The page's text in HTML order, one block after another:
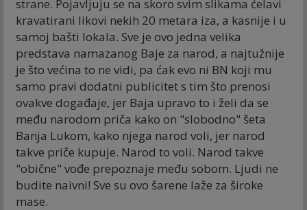
strane. Pojavljuju se na skoro svim slikama ćelavi
kravatirani likovi nekih 20 metara iza, a kasnije i u
samoj bašti lokala. Sve je ovo jedna velika
predstava namazanog Baje za narod, a najtužnije
je što većina to ne vidi, pa ćak evo ni BN koji mu
samo pravi dodatni publicitet s tim što prenosi
ovakve događaje, jer Baja upravo to i želi da se
među narodom priča kako on "slobodno" šeta
Banja Lukom, kako njega narod voli, jer narod
takve priče kupuje. Narod to voli. Narod takve
"obične" vođe prepoznaje među sobom. Ljudi ne
budite naivni! Sve su ovo šarene laže za široke
mase.